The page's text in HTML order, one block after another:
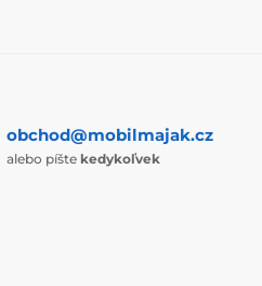
obchod@mobilmajak.cz
alebo píšte kedykoľvek